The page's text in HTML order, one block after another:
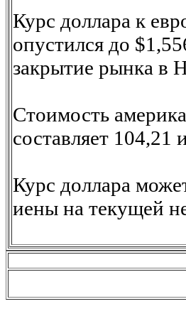
Курс доллара к
опустился до
закрытие рынка в
Стоимость
составляет
Курс доллара
иены на текущей